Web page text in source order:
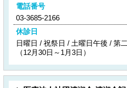
電話番号
03-3685-2166
休診日
日曜日 / 祝祭日 / 土曜日午後 / 第
（12月30日～1月3日）